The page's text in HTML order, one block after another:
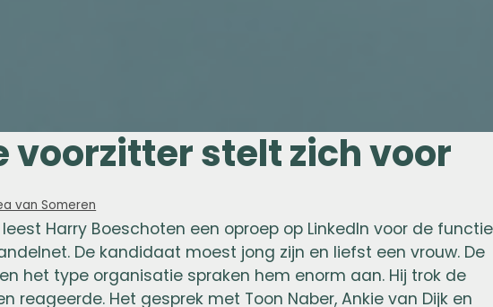
voorzitter stelt zich voor
van Someren
Harry Boeschoten een oproep op LinkedIn voor de functie
De kandidaat moest jong zijn en liefst een vrouw. De
het type organisatie spraken hem enorm aan. Hij trok de
reageerde. Het gesprek met Toon Naber, Ankie van Dijk en